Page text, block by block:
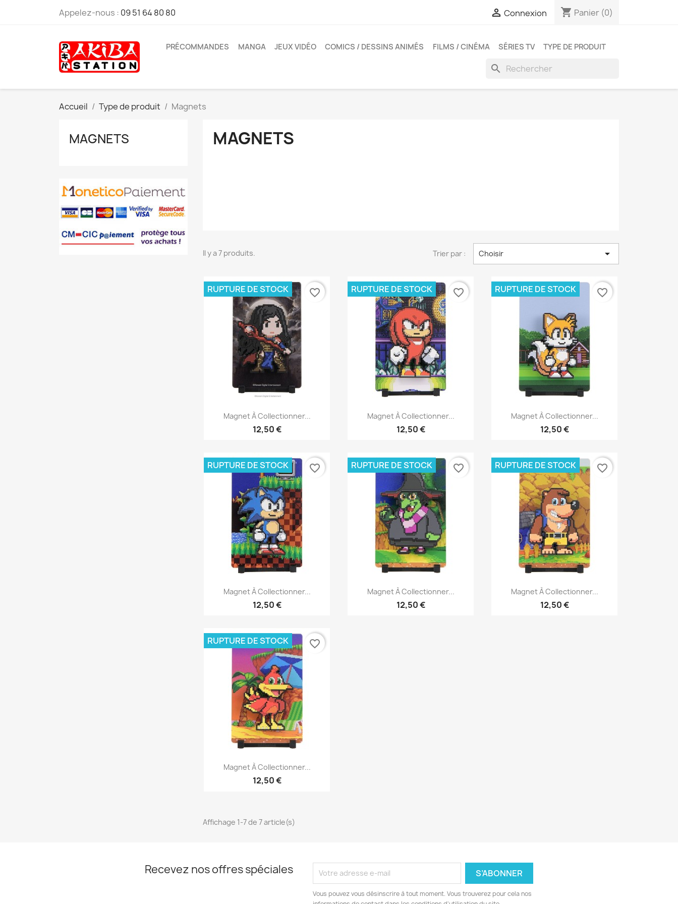
Appelez-nous : 09 51 64 80 80  Connexion shopping_cart Panier (0)
PRÉCOMMANDES MANGA JEUX VIDÉO COMICS / DESSINS ANIMÉS FILMS / CINÉMA SÉRIES TV TYPE DE PRODUIT
search
Accueil Type de produit Magnets
MAGNETS MAGNETS
Il y a 7 produits. Trier par : Choisir 
Aperçu rapide
Magnet À Collectionner...
12,50 €
RUPTURE DE STOCK favorite_border
Aperçu rapide
Magnet À Collectionner...
12,50 €
RUPTURE DE STOCK favorite_border
Aperçu rapide
Magnet À Collectionner...
12,50 €
RUPTURE DE STOCK favorite_border
Aperçu rapide
Magnet À Collectionner...
12,50 €
RUPTURE DE STOCK favorite_border
Aperçu rapide
Magnet À Collectionner...
12,50 €
RUPTURE DE STOCK favorite_border
Aperçu rapide
Magnet À Collectionner...
12,50 €
RUPTURE DE STOCK favorite_border
Aperçu rapide
Magnet À Collectionner...
12,50 €
RUPTURE DE STOCK favorite_border
Affichage 1-7 de 7 article(s)
Recevez nos offres spéciales
Vous pouvez vous désinscrire à tout moment. Vous trouverez pour cela nos